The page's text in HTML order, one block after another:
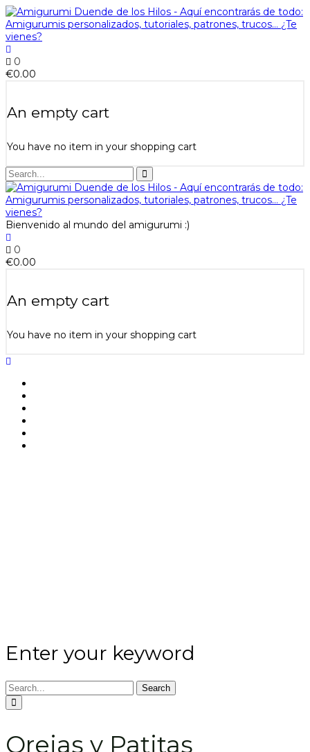
0
€0.00
An empty cart
You have no item in your shopping cart
Bienvenido al mundo del amigurumi :)
0
€0.00
An empty cart
You have no item in your shopping cart
Enter your keyword
Search
Orejas y Patitas